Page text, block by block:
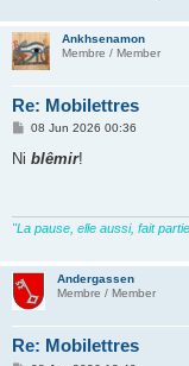
Ankhsenamon
Membre / Member
Re: Mobilettres
P08 Jun 2026 00:36
Ni blêmir!
"La pause, elle aussi, fait
Andergassen
Membre / Member
Re: Mobilettres